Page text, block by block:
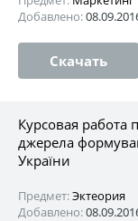
Добавлено:
Скачать
Курсовая работа
джерела
України
Предмет:Эктеория
Добавлено: